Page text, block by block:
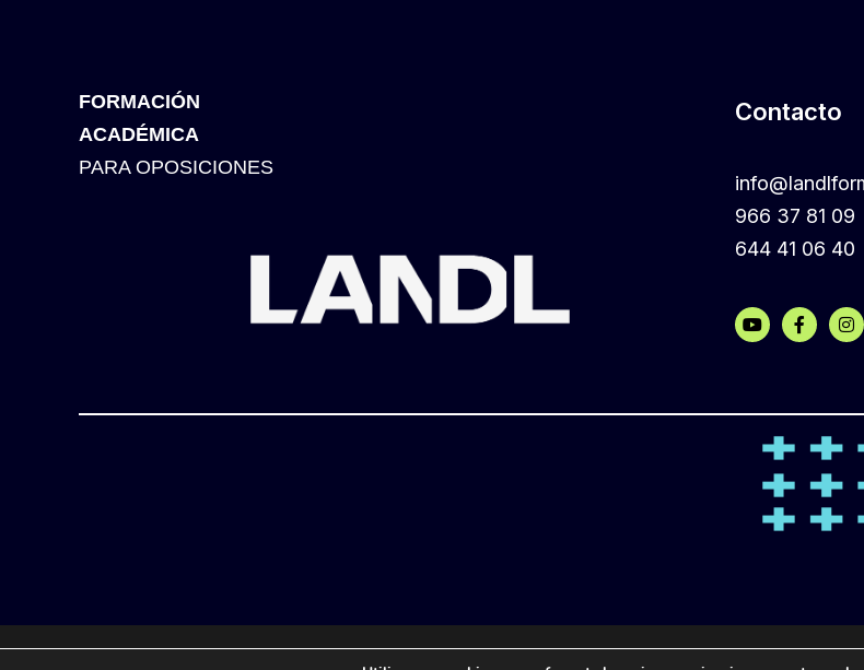
FORMACIÓN
ACADÉMICA
PARA OPOSICIONES
Contacto
966 37 81 09
644 41 06 40